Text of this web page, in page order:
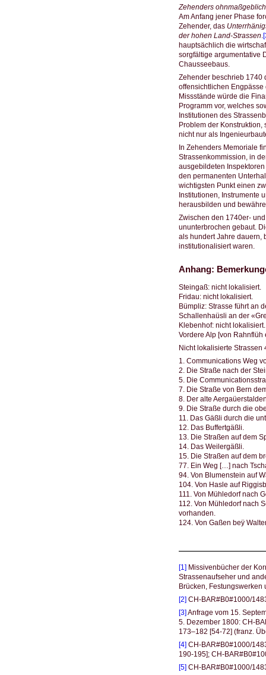
Zehenders
Am Anfang jener Phase
Zehender, das
der hohen Land-Strassen.
hauptsächlich die
sorgfältige argumentative
Chausseebaus.
Zehender beschrieb 1740
offensichtlichen
Missstände würde die
Programm vor, welches
Institutionen des
Problem der
nicht nur als
In Zehenders Memoriale
Strassenkommission, in
ausgebildeten
den permanenten
wichtigsten Punkt einen
Institutionen, Instrumente
herausbilden und
Zwischen den 1740er-
ununterbrochen gebaut.
als hundert Jahre dauern,
institutionalisiert waren.
Anhang:
Steingaß: nicht lokalisiert.
Fridau: nicht lokalisiert.
Bümpliz: Strasse führt an
Schallenhaüsli an der
Klebenhof: nicht lokalisiert.
Vordere Alp [von
Nicht lokalisierte Strassen
1. Communications Weg
2. Die Straße nach der
5. Die
7. Die Straße von Bern
8. Der alte
9. Die Straße durch die
11. Das Gäßli durch die
12. Das Buffertgäßli.
13. Die Straßen auf dem
14. Das Weilergäßli.
15. Die Straßen auf dem
77. Ein Weg […] nach
94. Von Blumenstein auf
104. Von Hasle auf
111. Von Mühledorf nach
112. Von Mühledorf nach
vorhanden.
124. Von Gaßen beÿ
[1]Missivenbücher der
Strassenaufseher und
Brücken,
[2]CH-BAR#B0#1000/
[3]Anfrage vom 15.
5. Dezember 1800: CH-
173–182 [54-72] (franz.
[4]CH-BAR#B0#1000/
190-195]; CH-
[5]CH-BAR#B0#1000/